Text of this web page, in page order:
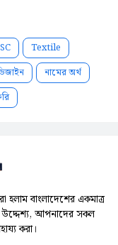
Textile
নামের অর্থ
বাংলাদেশের একমাত্র
উদ্দেশ্য, আপনাদের সকল
করা।